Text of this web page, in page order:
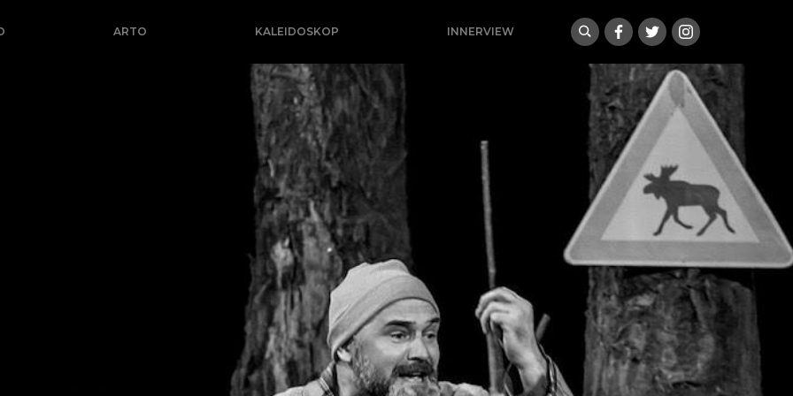
ARTO KALEIDOSKOP INNERVIEW